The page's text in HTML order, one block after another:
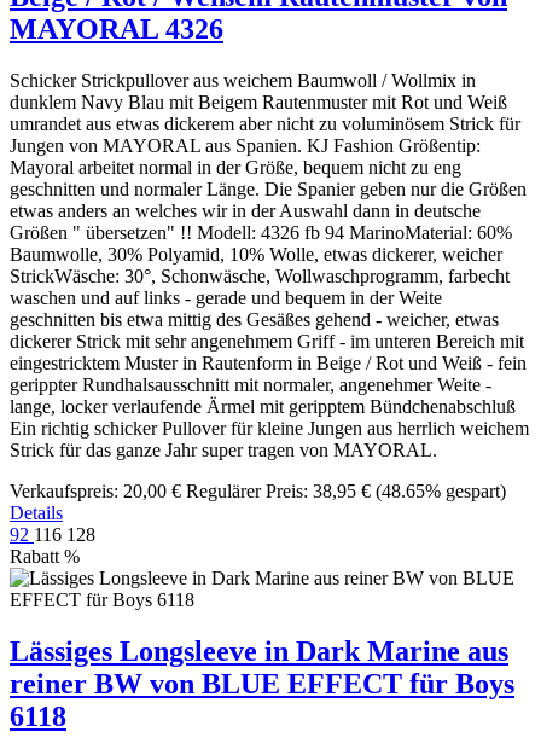
MAYORAL 4326
Schicker Strickpullover aus weichem Baumwoll / Wollmix in
dunklem Navy Blau mit Beigem Rautenmuster mit Rot und Weiß
umrandet aus etwas dickerem aber nicht zu voluminösem Strick für
Jungen von MAYORAL aus Spanien. KJ Fashion Größentip:
Mayoral arbeitet normal in der Größe, bequem nicht zu eng
geschnitten und normaler Länge. Die Spanier geben nur die Größen
etwas anders an welches wir in der Auswahl dann in deutsche
Größen " übersetzen" !! Modell: 4326 fb 94 MarinoMaterial: 60%
Baumwolle, 30% Polyamid, 10% Wolle, etwas dickerer, weicher
StrickWäsche: 30°, Schonwäsche, Wollwaschprogramm, farbecht
waschen und auf links - gerade und bequem in der Weite
geschnitten bis etwa mittig des Gesäßes gehend - weicher, etwas
dickerer Strick mit sehr angenehmem Griff - im unteren Bereich mit
eingestricktem Muster in Rautenform in Beige / Rot und Weiß - fein
gerippter Rundhalsausschnitt mit normaler, angenehmer Weite -
lange, locker verlaufende Ärmel mit geripptem Bündchenabschluß
Ein richtig schicker Pullover für kleine Jungen aus herrlich weichem
Strick für das ganze Jahr super tragen von MAYORAL.
Verkaufspreis: 20,00 € Regulärer Preis: 38,95 € (48.65% gespart)
Details
92 116 128
Rabatt %
Lässiges Longsleeve in Dark Marine aus
reiner BW von BLUE EFFECT für Boys
6118